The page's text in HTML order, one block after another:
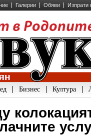
Галерии Обяви Изпрати
Бизнес Култура